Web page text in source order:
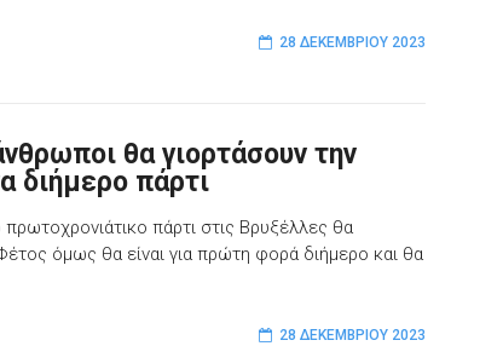
28 ΔΕΚΕΜΒΡΊΟΥ 2023
θα γιορτάσουν την
διήμερο πάρτι
πρωτοχρονιάτικο πάρτι στις Βρυξέλλες θα
όμως θα είναι για πρώτη φορά διήμερο και θα
28 ΔΕΚΕΜΒΡΊΟΥ 2023